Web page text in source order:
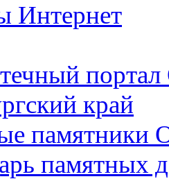
Интернет
портал
край
памятники
памятных